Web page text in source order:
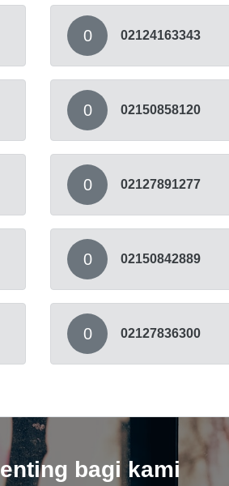
0 02124163343
0 02150858120
0 02127891277
0 02150842889
0 02127836300
bagi kami